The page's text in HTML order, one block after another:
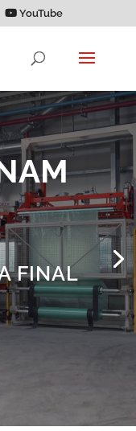
YouTube
FINAL